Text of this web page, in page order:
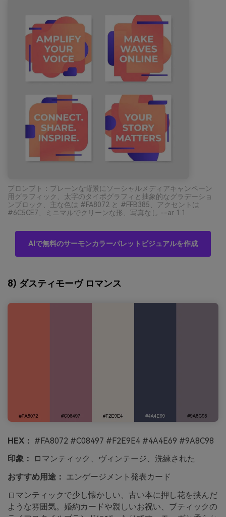
プロンプト：プレーンな背景にソーシャルメディアキャンペーン
用グラフィック、太字のタイポグラフィと抽象的なグラデーショ
ンブロック、主な色は #FA8072 と #FFB385、アクセントは
#6C5CE7、ミニマルでクリーンな形、写真なし --ar 1:1
AIで無料のサーモンカラーパレットビジュアルを作成
8) ダスティモーヴ ロマンス
HEX： #FA8072 #C08497 #F2E9E4 #4A4E69 #9A8C98
印象：
ロマンティック、ヴィンテージ、洗練された
おすすめ用途： エンゲージメント発表カード
ロマンティックで少し懐かしい、古い本に押し花を挟んだ
ような雰囲気。婚約カードや親しいお祝い、ブティックの